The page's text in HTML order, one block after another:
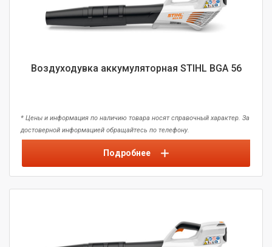
Воздуходувка аккумуляторная STIHL BGA 56
* Цены и информация по наличию товара носят справочный характер. За
достоверной информацией обращайтесь по телефону.
Подробнее